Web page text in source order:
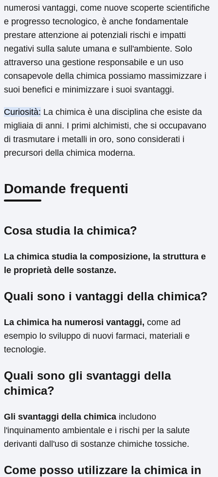
numerosi vantaggi, come nuove scoperte scientifiche
e progresso tecnologico, è anche fondamentale
prestare attenzione ai potenziali rischi e impatti
negativi sulla salute umana e sull'ambiente. Solo
attraverso una gestione responsabile e un uso
consapevole della chimica possiamo massimizzare i
suoi benefici e minimizzare i suoi svantaggi.
Curiosità: La chimica è una disciplina che esiste da
migliaia di anni. I primi alchimisti, che si occupavano
di trasmutare i metalli in oro, sono considerati i
precursori della chimica moderna.
Domande frequenti
Cosa studia la chimica?
La chimica studia la composizione, la struttura e
le proprietà delle sostanze.
Quali sono i vantaggi della chimica?
La chimica ha numerosi vantaggi, come ad
esempio lo sviluppo di nuovi farmaci, materiali e
tecnologie.
Quali sono gli svantaggi della
chimica?
Gli svantaggi della chimica includono
l'inquinamento ambientale e i rischi per la salute
derivanti dall'uso di sostanze chimiche tossiche.
Come posso utilizzare la chimica in